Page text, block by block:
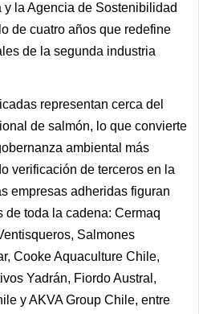
y la Agencia de Sostenibilidad
de cuatro años que redefine
de la segunda industria
representan cerca del
de salmón, lo que convierte
ambiental más
verificación de terceros en la
empresas adheridas figuran
de toda la cadena: Cermaq
Salmones
Cooke Aquaculture Chile,
Yadrán, Fiordo Austral,
y AKVA Group Chile, entre